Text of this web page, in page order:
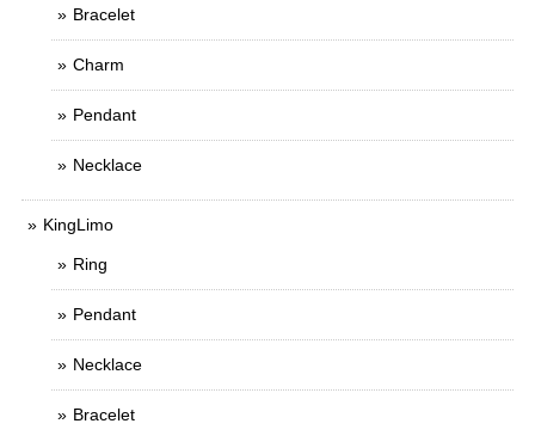
Bracelet
Charm
Pendant
Necklace
KingLimo
Ring
Pendant
Necklace
Bracelet